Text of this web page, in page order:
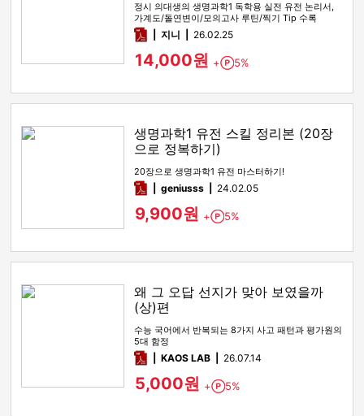
정시 의대생의 생명과학1 독학용 실전 유전 논리서,
가계도/돌연변이/모의고사 루틴/찍기 Tip 수록
pdf지니 26.02.25
14,000원 + Point
5%
생명과학1 유전 스킬 정리본 (20장
으로 정복하기)
20장으로 생명과학1 유전 마스터하기!
pdfgeniusss 24.02.05
9,900원 + Point
5%
왜 그 오답 선지가 맞아 보였을까
(상)편
수능 국어에서 반복되는 8가지 사고 패턴과 평가원의
5대 함정
pdfKAOS LAB 26.07.14
5,000원 + Point
5%